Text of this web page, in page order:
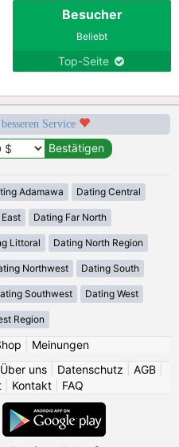
Besucher
Beliebt
Top-Seite
Service
Adamawa Dating Central
Dating Far North
Littoral Dating North Region
Northwest Dating South
Southwest Dating West
Region
Meinungen
Über uns Datenschutz AGB
Kontakt FAQ